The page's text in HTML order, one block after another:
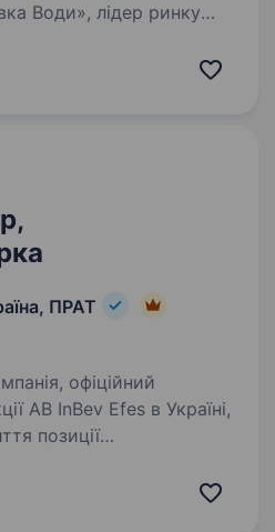
Води», лідер ринку
працює, щоб кожен
ПРАТ
AB InBev Efes в Україні,
позиції
з продукцією